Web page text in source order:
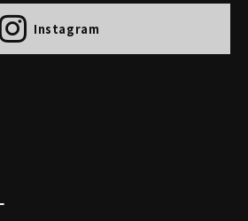
Instagram